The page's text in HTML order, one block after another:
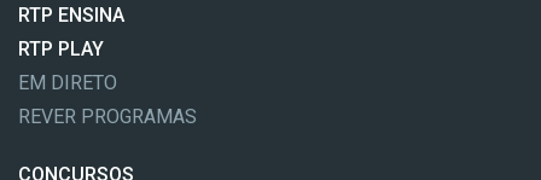
RTP ENSINA
RTP PLAY
EM DIRETO
REVER PROGRAMAS
CONCURSOS